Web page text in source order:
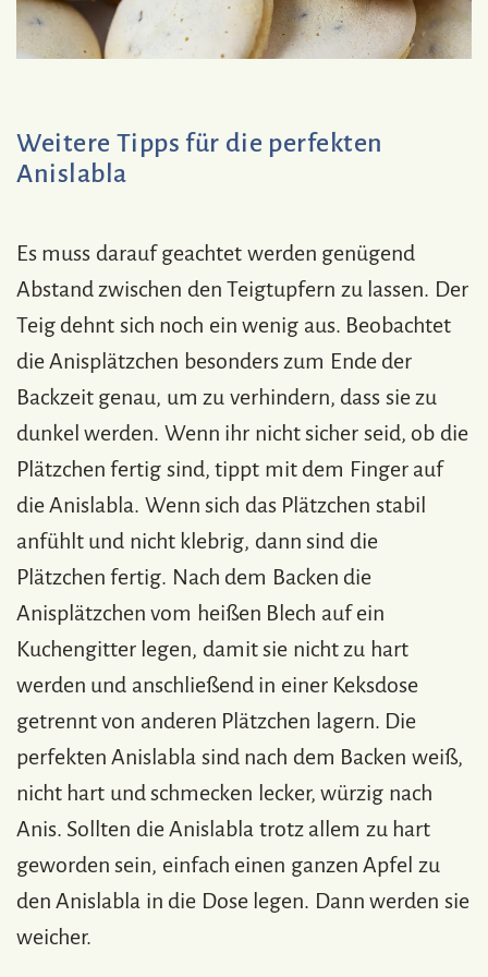
Weitere Tipps für die perfekten
Anislabla
Es muss darauf geachtet werden genügend
Abstand zwischen den Teigtupfern zu lassen. Der
Teig dehnt sich noch ein wenig aus. Beobachtet
die Anisplätzchen besonders zum Ende der
Backzeit genau, um zu verhindern, dass sie zu
dunkel werden. Wenn ihr nicht sicher seid, ob die
Plätzchen fertig sind, tippt mit dem Finger auf
die Anislabla. Wenn sich das Plätzchen stabil
anfühlt und nicht klebrig, dann sind die
Plätzchen fertig. Nach dem Backen die
Anisplätzchen vom heißen Blech auf ein
Kuchengitter legen, damit sie nicht zu hart
werden und anschließend in einer Keksdose
getrennt von anderen Plätzchen lagern. Die
perfekten Anislabla sind nach dem Backen weiß,
nicht hart und schmecken lecker, würzig nach
Anis. Sollten die Anislabla trotz allem zu hart
geworden sein, einfach einen ganzen Apfel zu
den Anislabla in die Dose legen. Dann werden sie
weicher.